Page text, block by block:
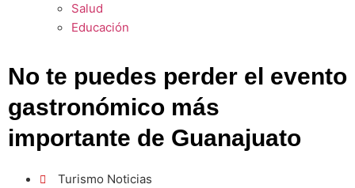
Salud
Educación
No te puedes perder el evento
gastronómico más
importante de Guanajuato
Turismo Noticias